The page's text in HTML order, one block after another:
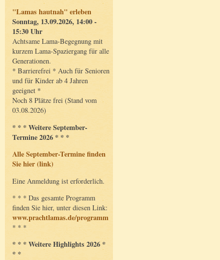
"Lamas hautnah" erleben
Sonntag, 13.09.2026, 14:00 -
15:30 Uhr
Achtsame Lama-Begegnung mit
kurzem Lama-Spaziergang für alle
Generationen.
* Barrierefrei * Auch für Senioren
und für Kinder ab 4 Jahren
geeignet *
Noch 8 Plätze frei (Stand vom
03.08.2026)
* * * Weitere September-
Termine 2026 * * *
Alle September-Termine finden
Sie hier (link)
Eine Anmeldung ist erforderlich.
* * * Das gesamte Programm
finden Sie hier, unter diesen Link:
www.prachtlamas.de/programm
* * *
* * * Weitere Highlights 2026 *
* *